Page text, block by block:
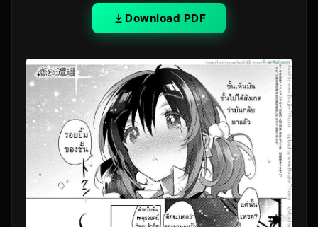
Download PDF